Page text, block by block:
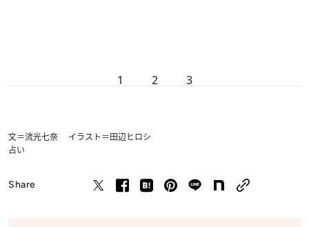
1 2 3
文＝流光七奈 イラスト＝田辺ヒロシ
占い
Share